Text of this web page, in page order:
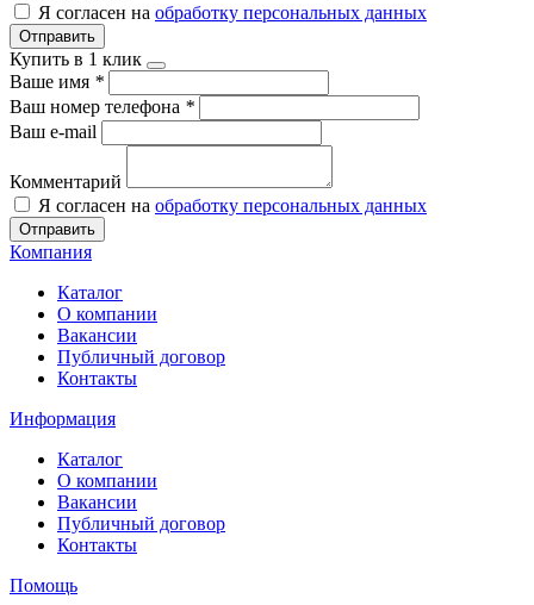
Я согласен на обработку персональных данных
Отправить
Купить в 1 клик
Ваше имя *
Ваш номер телефона *
Ваш e-mail
Комментарий
Я согласен на обработку персональных данных
Отправить
Компания
Каталог
О компании
Вакансии
Публичный договор
Контакты
Информация
Каталог
О компании
Вакансии
Публичный договор
Контакты
Помощь